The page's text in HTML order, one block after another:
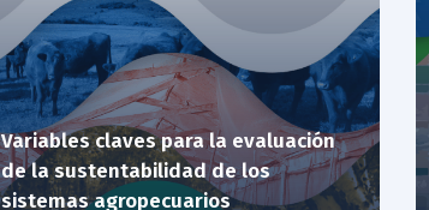
Variables claves para la evaluación
de la sustentabilidad de los
sistemas agropecuarios